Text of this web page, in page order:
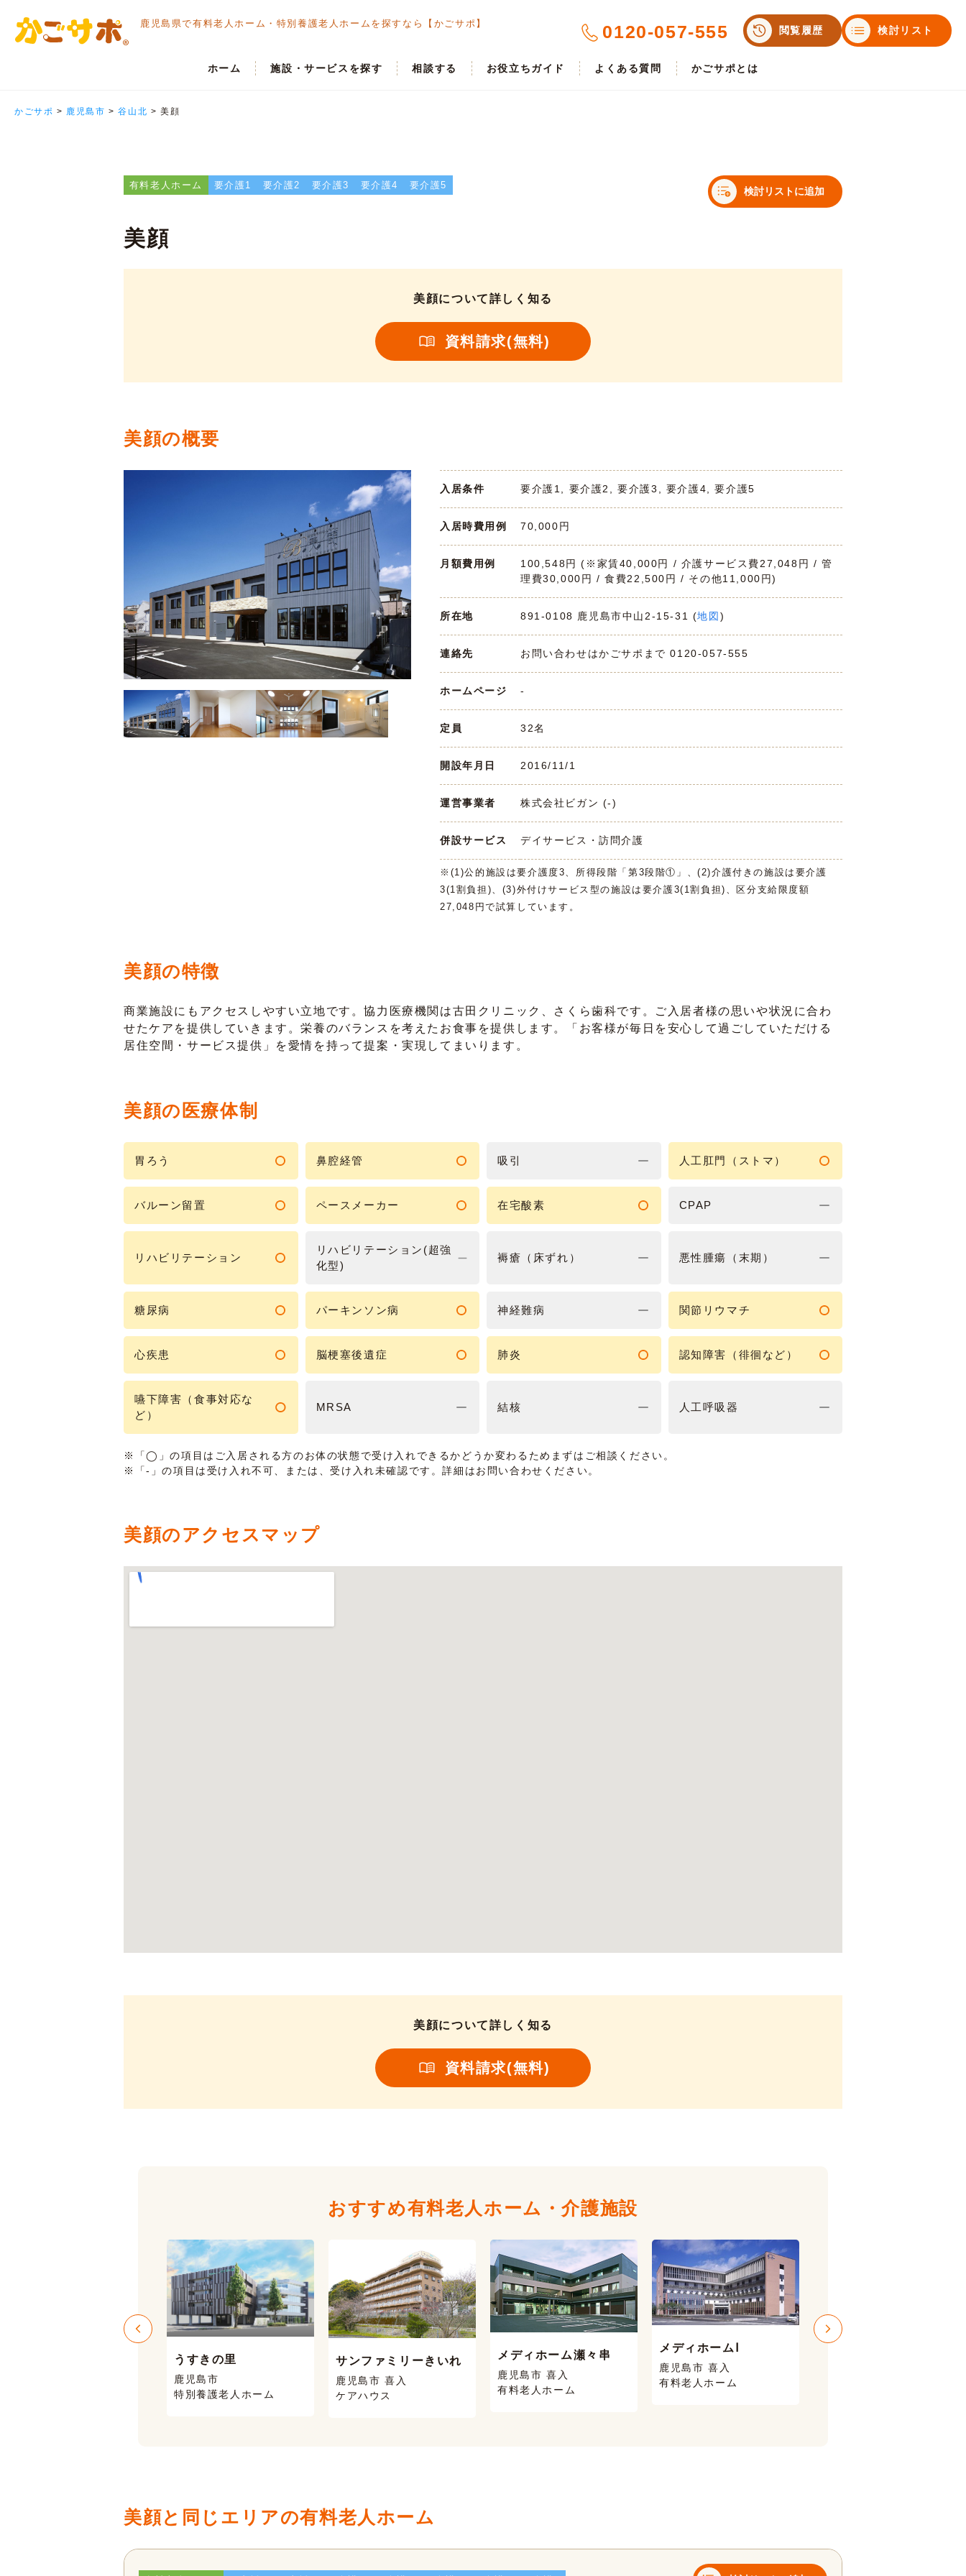
鹿児島県で有料老人ホーム・ 特別養護老人ホームを探すなら【かごサポ】 0120-057-555 閲覧履歴 検討リスト
ホーム 施設・サービスを探す 相談する お役立ちガイド よくある質問 かごサポとは
かごサポ > 鹿児島市 >谷山北 >美顔
有料老人ホーム 要介護1 要介護2 要介護3 要介護4 要介護5
検討リストに追加
美顔
美顔について詳しく知る
資料請求(無料)
美顔の概要
入居条件 要介護1, 要介護2, 要介護3, 要介護4, 要介護5
入居時費用例 70,000円
月額費用例
100,548円 (※家賃40,000円 / 介護サービス費27,048円 / 管
理費30,000円 / 食費22,500円 / その他11,000円)
所在地 891-0108 鹿児島市中山2-15-31 (地図 )
連絡先 お問い合わせはかごサポまで 0120-057-555
ホームページ -
定員 32名
開設年月日 2016/11/1
運営事業者 株式会社ビガン (-)
併設サービス デイサービス・訪問介護
※(1)公的施設は要介護度3、所得段階「第3段階①」、(2)介護付きの施設は要介護
3(1割負担)、(3)外付けサービス型の施設は要介護3(1割負担)、区分支給限度額
27,048円で試算しています。
美顔の特徴
商業施設にもアクセスしやすい立地です。協力医療機関は古田クリニック、さくら歯科です。ご入居者様の思いや状況に合わ
せたケアを提供していきます。栄養のバランスを考えたお食事を提供します。「お客様が毎日を安心して過ごしていただける
居住空間・サービス提供」を愛情を持って提案・実現してまいります。
美顔の医療体制
胃ろう 鼻腔経管 吸引 人工肛門（ストマ）
バルーン留置 ペースメーカー 在宅酸素 CPAP
リハビリテーション
リハビリテーション(超強
化型)
褥瘡（床ずれ） 悪性腫瘍（末期）
糖尿病 パーキンソン病 神経難病 関節リウマチ
心疾患 脳梗塞後遺症 肺炎 認知障害（徘徊など）
嚥下障害（食事対応な
ど）
MRSA 結核 人工呼吸器
※「◯」の項目はご入居される方のお体の状態で受け入れできるかどうか変わるためまずはご相談ください。
※「-」の項目は受け入れ不可、または、受け入れ未確認です。詳細はお問い合わせください。
美顔のアクセスマップ
美顔について詳しく知る
資料請求(無料)
おすすめ有料老人ホーム・介護施設
うすきの里
鹿児島市
特別養護老人ホーム
サンファミリーきいれ
鹿児島市 喜入
ケアハウス
メディホーム瀬々串
鹿児島市 喜入
有料老人ホーム
メディホームⅠ
鹿児島市 喜入
有料老人ホーム
美顔と同じエリアの有料老人ホーム